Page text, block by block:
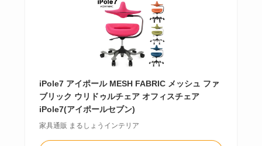
iPole7 アイポール MESH FABRIC メッシュ ファ
ブリック ウリドゥルチェア オフィスチェア
iPole7(アイポールセブン)
家具通販 まるしょうインテリア